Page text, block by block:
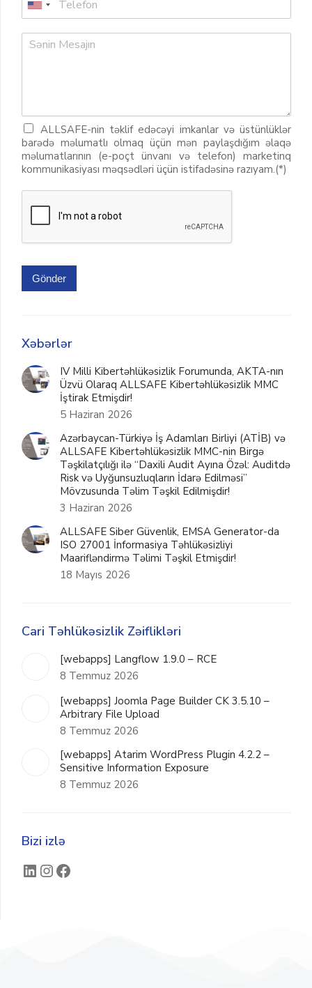
ALLSAFE-nin təklif edəcəyi imkanlar və üstünlüklər
barədə məlumatlı olmaq üçün mən paylaşdığım əlaqə
məlumatlarının (e-poçt ünvanı və telefon) marketinq
kommunikasiyası məqsədləri üçün istifadəsinə razıyam.(*)
Gönder
Xəbərlər
IV Milli Kibertəhlükəsizlik Forumunda, AKTA-nın
Üzvü Olaraq ALLSAFE Kibertəhlükəsizlik MMC
İştirak Etmişdir!
5 Haziran 2026
Azərbaycan-Türkiyə İş Adamları Birliyi (ATİB) və
ALLSAFE Kibertəhlükəsizlik MMC-nin Birgə
Təşkilatçılığı ilə “Daxili Audit Ayına Özəl: Auditdə
Risk və Uyğunsuzluqların İdarə Edilməsi”
Mövzusunda Təlim Təşkil Edilmişdir!
3 Haziran 2026
ALLSAFE Siber Güvenlik, EMSA Generator-da
ISO 27001 İnformasiya Təhlükəsizliyi
Maarifləndirmə Təlimi Təşkil Etmişdir!
18 Mayıs 2026
Cari Təhlükəsizlik Zəiflikləri
[webapps] Langflow 1.9.0 – RCE
8 Temmuz 2026
[webapps] Joomla Page Builder CK 3.5.10 –
Arbitrary File Upload
8 Temmuz 2026
[webapps] Atarim WordPress Plugin 4.2.2 –
Sensitive Information Exposure
8 Temmuz 2026
Bizi izlə